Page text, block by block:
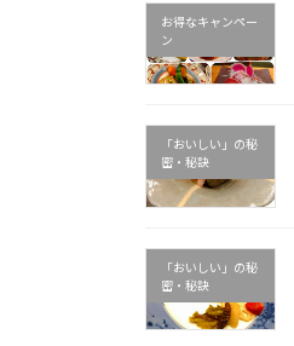
お得なキャンペー
ン
「おいしい」の秘
密・秘訣
「おいしい」の秘
密・秘訣